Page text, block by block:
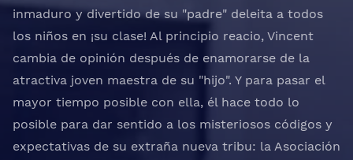
inmaduro y divertido de su "padre" deleita a todos
los niños en ¡su clase! Al principio reacio, Vincent
cambia de opinión después de enamorarse de la
atractiva joven maestra de su "hijo". Y para pasar el
mayor tiempo posible con ella, él hace todo lo
posible para dar sentido a los misteriosos códigos y
expectativas de su extraña nueva tribu: la Asociación